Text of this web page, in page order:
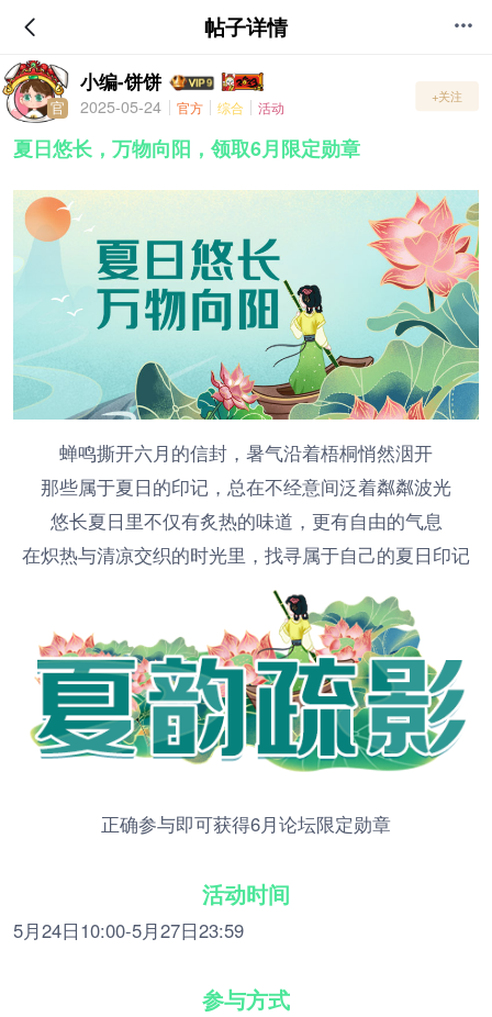
帖子详情
+关注
官
小编-饼饼
2025-05-24 官方 综合 活动
夏日悠长，万物向阳，领取6月限定勋章
蝉鸣撕开六月的信封，暑气沿着梧桐悄然洇开
那些属于夏日的印记，总在不经意间泛着粼粼波光
悠长夏日里不仅有炙热的味道，更有自由的气息
在炽热与清凉交织的时光里，找寻属于自己的夏日印记
正确参与即可获得6月论坛限定勋章
活动时间
5月24日10:00-5月27日23:59
参与方式